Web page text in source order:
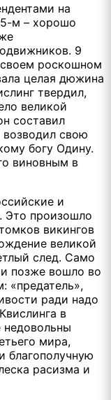
на
м – хорошо
9
роскошном
целая дюжина
твердил,
великой
составил
возводил свою
богу Одину.
виновным в
и
Это произошло
викингов
великой
след. Само
позже вошло во
«предатель»,
ради надо
в
мира,
благополучную
расизма и